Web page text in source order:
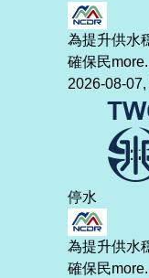
為提升供水
確保民
2026-08-
停水
為提升供水
確保民